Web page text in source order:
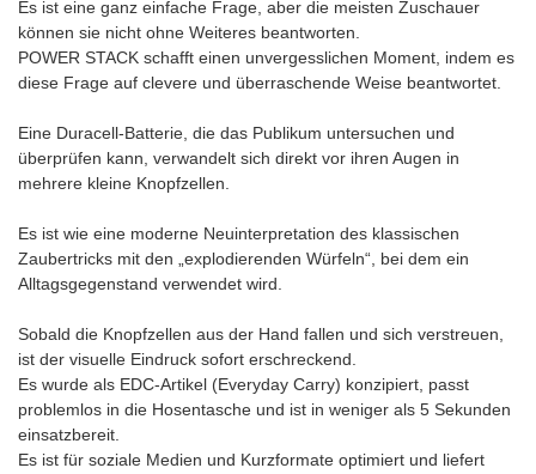
Es ist eine ganz einfache Frage, aber die meisten Zuschauer
können sie nicht ohne Weiteres beantworten.
POWER STACK schafft einen unvergesslichen Moment, indem es
diese Frage auf clevere und überraschende Weise beantwortet.
Eine Duracell-Batterie, die das Publikum untersuchen und
überprüfen kann, verwandelt sich direkt vor ihren Augen in
mehrere kleine Knopfzellen.
Es ist wie eine moderne Neuinterpretation des klassischen
Zaubertricks mit den „explodierenden Würfeln“, bei dem ein
Alltagsgegenstand verwendet wird.
Sobald die Knopfzellen aus der Hand fallen und sich verstreuen,
ist der visuelle Eindruck sofort erschreckend.
Es wurde als EDC-Artikel (Everyday Carry) konzipiert, passt
problemlos in die Hosentasche und ist in weniger als 5 Sekunden
einsatzbereit.
Es ist für soziale Medien und Kurzformate optimiert und liefert